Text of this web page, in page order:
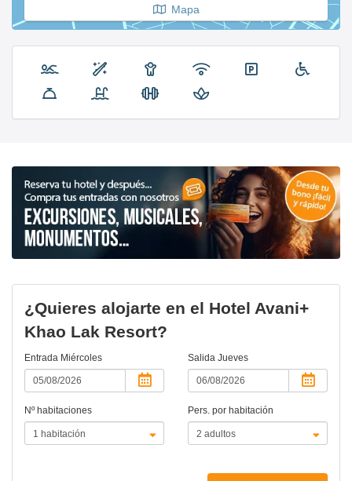
Mapa
¿Quieres alojarte en el Hotel Avani+
Khao Lak Resort?
Entrada Miércoles Salida Jueves
Nº habitaciones Pers. por habitación